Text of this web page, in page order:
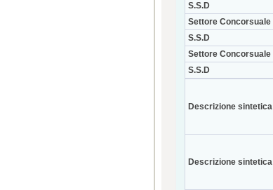
S.S.D
Settore Concorsuale
S.S.D
Settore Concorsuale
S.S.D
Descrizione
Descrizione